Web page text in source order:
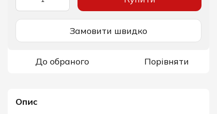
Замовити швидко
До обраного Порівняти
Опис